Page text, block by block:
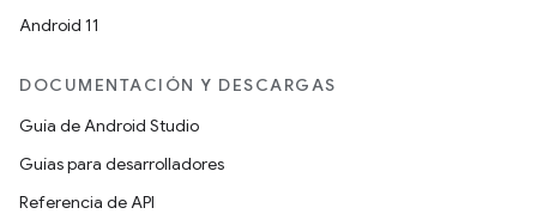
Android 11
DOCUMENTACIÓN Y DESCARGAS
Guía de Android Studio
Guías para desarrolladores
Referencia de API